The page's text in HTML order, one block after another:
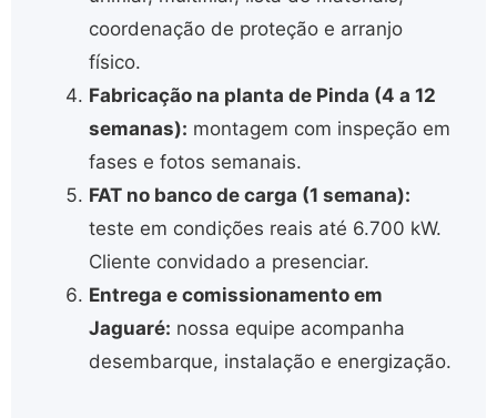
coordenação de proteção e arranjo
físico.
Fabricação na planta de Pinda (4 a 12
semanas): montagem com inspeção em
fases e fotos semanais.
FAT no banco de carga (1 semana):
teste em condições reais até 6.700 kW.
Cliente convidado a presenciar.
Entrega e comissionamento em
Jaguaré: nossa equipe acompanha
desembarque, instalação e energização.